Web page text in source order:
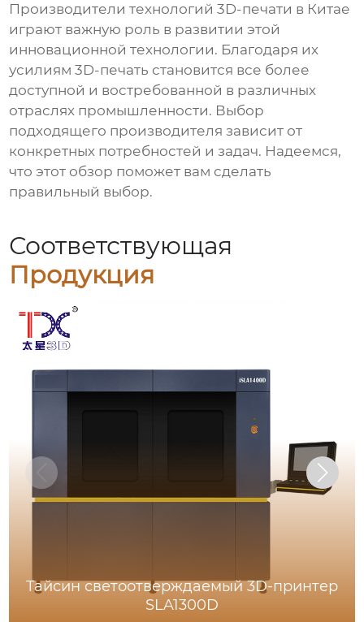
Производители технологий 3D-печати в Китае
играют важную роль в развитии этой
инновационной технологии. Благодаря их
усилиям 3D-печать становится все более
доступной и востребованной в различных
отраслях промышленности. Выбор
подходящего производителя зависит от
конкретных потребностей и задач. Надеемся,
что этот обзор поможет вам сделать
правильный выбор.
Соответствующая
Продукция
Тайсин светоотверждаемый 3D-принтер
SLA1300D